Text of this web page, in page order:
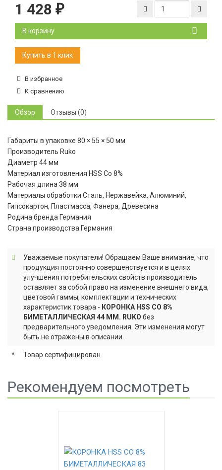
1 428 ₽
В корзину
В избранное
К сравнению
Обзор Отзывы (0)
Габариты в упаковке 80 × 55 × 50 мм
Производитель Ruko
Диаметр 44 мм
Материал изготовления HSS Co 8%
Рабочая длина 38 мм
Материалы обработки Сталь, Нержавейка, Алюминий,
Гипсокартон, Пластмасса, Фанера, Древесина
Родина бренда Германия
Страна производства Германия
Уважаемые покупатели! Обращаем Ваше внимание, что
продукция постоянно совершенствуется и в целях
улучшения потребительских свойств производитель
оставляет за собой право на изменение внешнего вида,
цветовой гаммы, комплектации и технических
характеристик товара - КОРОНКА HSS CO 8%
БИМЕТАЛЛИЧЕСКАЯ 44 ММ. RUKO без
предварительного уведомления. Эти изменения могут
быть не отражены в описании.
* Товар сертифицирован.
Рекомендуем посмотреть